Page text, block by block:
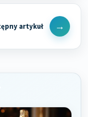
Next
Post